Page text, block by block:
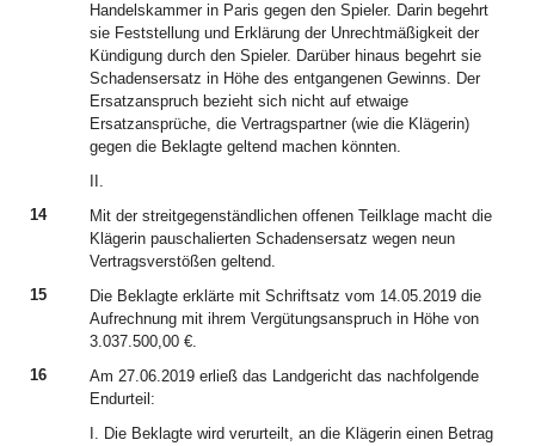
Handelskammer in Paris gegen den Spieler. Darin begehrt
sie Feststellung und Erklärung der Unrechtmäßigkeit der
Kündigung durch den Spieler. Darüber hinaus begehrt sie
Schadensersatz in Höhe des entgangenen Gewinns. Der
Ersatzanspruch bezieht sich nicht auf etwaige
Ersatzansprüche, die Vertragspartner (wie die Klägerin)
gegen die Beklagte geltend machen könnten.
II.
14
Mit der streitgegenständlichen offenen Teilklage macht die
Klägerin pauschalierten Schadensersatz wegen neun
Vertragsverstößen geltend.
15
Die Beklagte erklärte mit Schriftsatz vom 14.05.2019 die
Aufrechnung mit ihrem Vergütungsanspruch in Höhe von
3.037.500,00 €.
16
Am 27.06.2019 erließ das Landgericht das nachfolgende
Endurteil:
I. Die Beklagte wird verurteilt, an die Klägerin einen Betrag